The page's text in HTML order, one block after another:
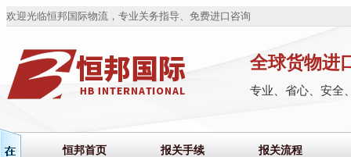
欢迎光临恒邦国际物流，专业关务指导、免费进口咨询
全球货物进
专业、省心、安全
恒邦首页 报关手续 报关流程